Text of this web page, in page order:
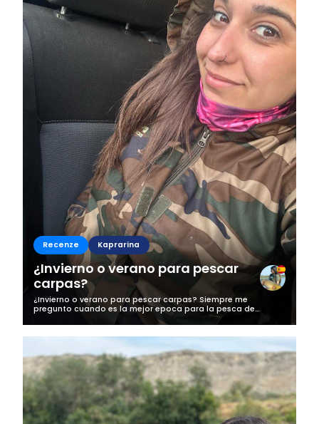
Recenze Kaprarina
¿Invierno o verano para pescar
carpas?
¿Invierno o verano para pescar carpas? Siempre me
pregunto cuando es la mejor epoca para la pesca de
carpas, en mi pensamiento siempre me vienen los meses de
abril, y septiembre/octubre. Depende...